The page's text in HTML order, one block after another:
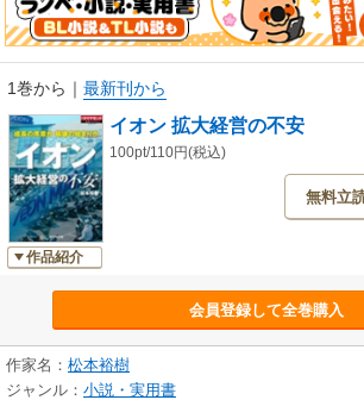
1巻から ｜ 最新刊から
作品紹介
イオン 拡大経営の不安
100pt/110円(税込)
無料立
会員登録して全巻購入
作家名： 松本裕樹
ジャンル： 小説・実用書